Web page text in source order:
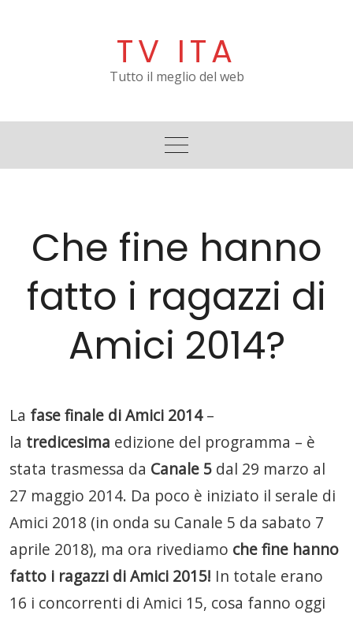
TV ITA
Tutto il meglio del web
Che fine hanno
fatto i ragazzi di
Amici 2014?
La fase finale di Amici 2014–
la tredicesima edizione del programma – è
stata trasmessa da Canale 5 dal 29 marzo al
27 maggio 2014. Da poco è iniziato il serale di
Amici 2018 (in onda su Canale 5 da sabato 7
aprile 2018), ma ora rivediamo che fine hanno
fatto i ragazzi di Amici 2015! In totale erano
16 i concorrenti di Amici 15, cosa fanno oggi